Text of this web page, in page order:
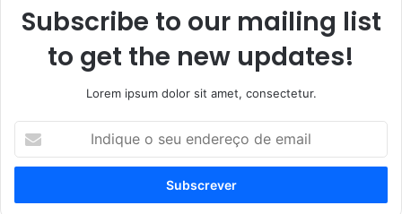
Subscribe to our mailing list
to get the new updates!
Lorem ipsum dolor sit amet, consectetur.
seu
de